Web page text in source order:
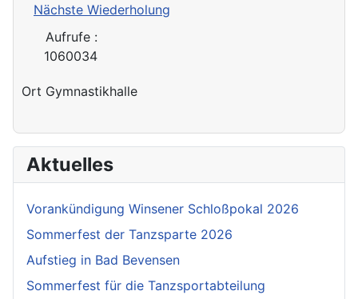
Nächste Wiederholung
Aufrufe:
1060034
Ort Gymnastikhalle
Aktuelles
Vorankündigung Winsener Schloßpokal 2026
Sommerfest der Tanzsparte 2026
Aufstieg in Bad Bevensen
Sommerfest für die Tanzsportabteilung